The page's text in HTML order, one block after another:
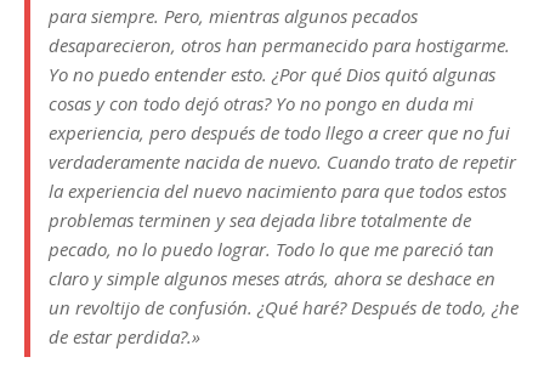
para siempre. Pero, mientras algunos pecados
desaparecieron, otros han permanecido para hostigarme.
Yo no puedo entender esto. ¿Por qué Dios quitó algunas
cosas y con todo dejó otras? Yo no pongo en duda mi
experiencia, pero después de todo llego a creer que no fui
verdaderamente nacida de nuevo. Cuando trato de repetir
la experiencia del nuevo nacimiento para que todos estos
problemas terminen y sea dejada libre totalmente de
pecado, no lo puedo lograr. Todo lo que me pareció tan
claro y simple algunos meses atrás, ahora se deshace en
un revoltijo de confusión. ¿Qué haré? Después de todo, ¿he
de estar perdida?.»